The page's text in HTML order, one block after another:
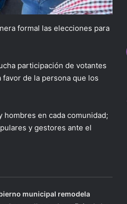
formal las elecciones para
participación de votantes
de la persona que los
en cada comunidad;
y gestores ante el
municipal remodela